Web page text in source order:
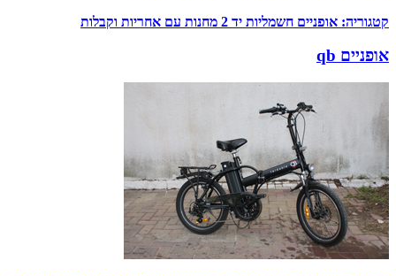
קטגוריה: אופניים חשמליות יד 2 מחנות עם אחריות וקבלות
אופניים qb